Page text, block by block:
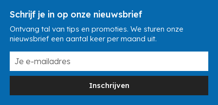
Schrijf je in op onze nieuwsbrief
Ontvang tal van tips en promoties. We sturen onze
nieuwsbrief een aantal keer per maand uit.
Inschrijven